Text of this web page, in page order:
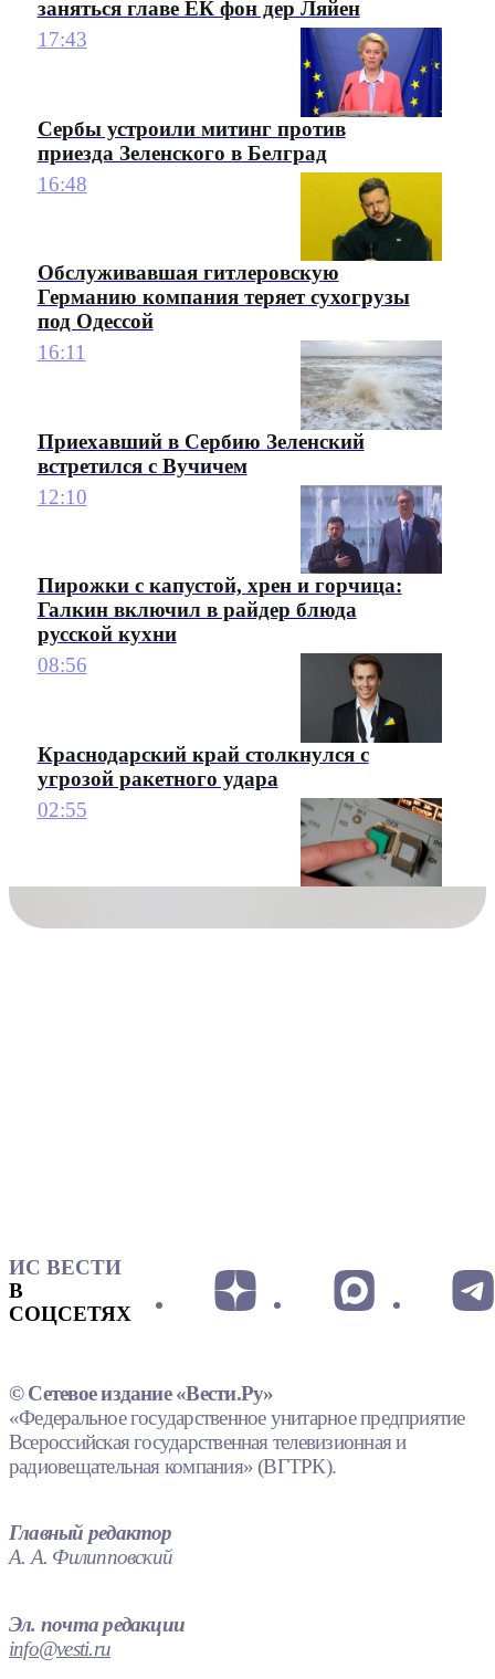
заняться главе ЕК фон дер Ляйен
17:43
Сербы устроили митинг против
приезда Зеленского в Белград
16:48
Обслуживавшая гитлеровскую
Германию компания теряет сухогрузы
под Одессой
16:11
Приехавший в Сербию Зеленский
встретился с Вучичем
12:10
Пирожки с капустой, хрен и горчица:
Галкин включил в райдер блюда
русской кухни
08:56
Краснодарский край столкнулся с
угрозой ракетного удара
02:55
ИС ВЕСТИ
В
СОЦСЕТЯХ
© Сетевое издание «Вести.Ру»
«Федеральное государственное унитарное предприятие
Всероссийская государственная телевизионная и
радиовещательная компания» (ВГТРК).
Главный редактор
А. А. Филипповский
Эл. почта редакции
info@vesti.ru